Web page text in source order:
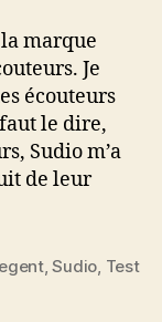
marque
Je
écouteurs
le dire,
Sudio m’a
de leur
,Sudio, Test